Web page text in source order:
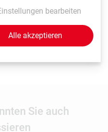
mit Sitz in Wien möchten
und Events hinweist?
Sie auch
bearbeiten
Alle akzeptieren